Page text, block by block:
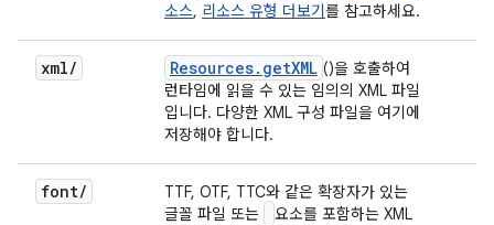
소스, 리소스 유형 더보기를 참고하세요.
xml/ Resources.getXML ()을 호출하여
런타임에 읽을 수 있는 임의의 XML 파일
입니다. 다양한 XML 구성 파일을 여기에
저장해야 합니다.
font/
TTF, OTF, TTC와 같은 확장자가 있는
글꼴 파일 또는
요소를 포함하는 XML